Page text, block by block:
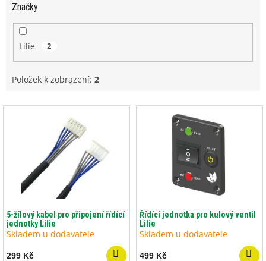
Značky
Lilie 2
Položek k zobrazení: 2
V
d
u
k
t
5-žílový kabel pro připojení řídící
jednotky Lilie
Skladem u dodavatele
299 Kč
Řídící jednotka pro kulový ventil
Lilie
Skladem u dodavatele
499 Kč